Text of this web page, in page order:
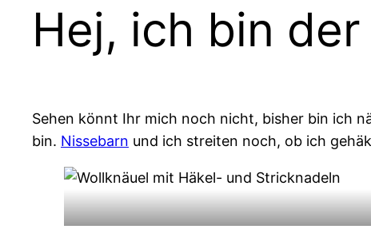
Hej, ich bin
Sehen könnt Ihr mich noch nicht, bisher bin ich
bin. Nissebarn und ich streiten noch, ob ich